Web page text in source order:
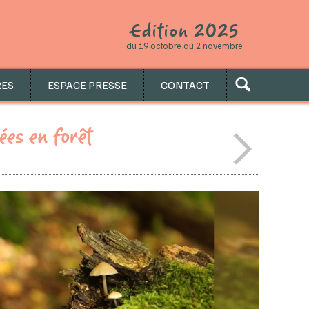
Edition2025
du 19 octobre au 2 novembre
ESPACE PRESSE CONTACT
en forêt